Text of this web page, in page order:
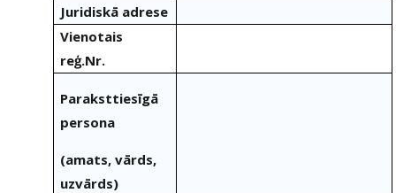
Juridiskā adrese
Vienotais
reģ.Nr.
Paraksttiesīgā
persona
(amats, vārds,
uzvārds)